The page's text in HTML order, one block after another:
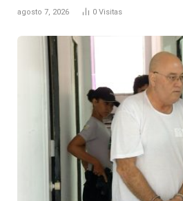
agosto 7, 2026 0 Visitas